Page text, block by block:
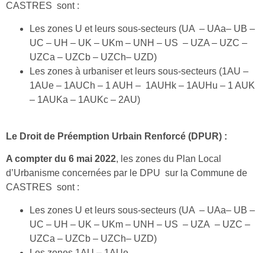
CASTRES sont :
Les zones U et leurs sous-secteurs (UA – UAa– UB –
UC – UH – UK – UKm – UNH – US – UZA – UZC –
UZCa – UZCb – UZCh– UZD)
Les zones à urbaniser et leurs sous-secteurs (1AU –
1AUe – 1AUCh – 1 AUH – 1AUHk – 1AUHu – 1 AUK
– 1AUKa – 1AUKc – 2AU)
Le Droit de Préemption Urbain Renforcé (DPUR) :
A compter du 6 mai 2022, les zones du Plan Local
d’Urbanisme concernées par le DPU sur la Commune de
CASTRES sont :
Les zones U et leurs sous-secteurs (UA – UAa– UB –
UC – UH – UK – UKm – UNH – US – UZA – UZC –
UZCa – UZCb – UZCh– UZD)